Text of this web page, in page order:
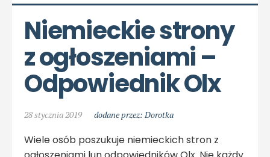
Niemieckie strony
z ogłoszeniami –
Odpowiednik Olx
28 stycznia 2019 dodane przez: Dorotka
Wiele osób poszukuje niemieckich stron z